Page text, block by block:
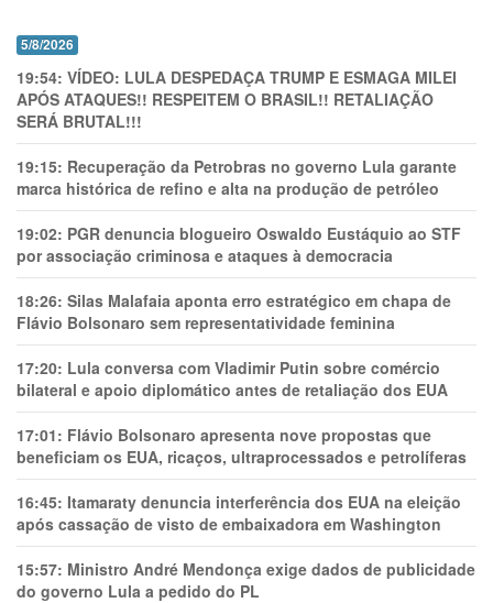
5/8/2026
19:54: VÍDEO: LULA DESPEDAÇA TRUMP E ESMAGA MILEI
APÓS ATAQUES!! RESPEITEM O BRASIL!! RETALIAÇÃO
SERÁ BRUTAL!!!
19:15: Recuperação da Petrobras no governo Lula garante
marca histórica de refino e alta na produção de petróleo
19:02: PGR denuncia blogueiro Oswaldo Eustáquio ao STF
por associação criminosa e ataques à democracia
18:26: Silas Malafaia aponta erro estratégico em chapa de
Flávio Bolsonaro sem representatividade feminina
17:20: Lula conversa com Vladimir Putin sobre comércio
bilateral e apoio diplomático antes de retaliação dos EUA
17:01: Flávio Bolsonaro apresenta nove propostas que
beneficiam os EUA, ricaços, ultraprocessados e petrolíferas
16:45: Itamaraty denuncia interferência dos EUA na eleição
após cassação de visto de embaixadora em Washington
15:57: Ministro André Mendonça exige dados de publicidade
do governo Lula a pedido do PL